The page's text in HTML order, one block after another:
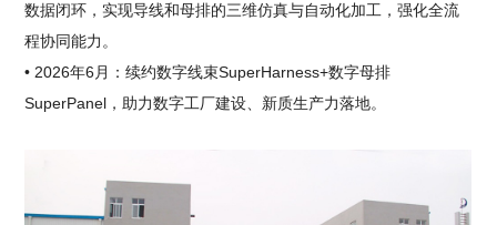
数据闭环，实现导线和母排的三维仿真与自动化加工，强化全流
程协同能力。
• 2026年6月：续约数字线束SuperHarness+数字母排
SuperPanel，助力数字工厂建设、新质生产力落地。